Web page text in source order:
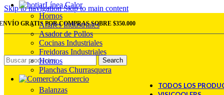
Skip to navigationSkip to main content
GRATIS POR COMPRAS SOBRE $350.000
Search
Línea Calor
Hornos
Anafes Industriales
Asador de Pollos
Cocinas Industriales
Freidoras Industriales
Hornos
Planchas Churrasquera
Comercio
Balanzas
TODOS LOS